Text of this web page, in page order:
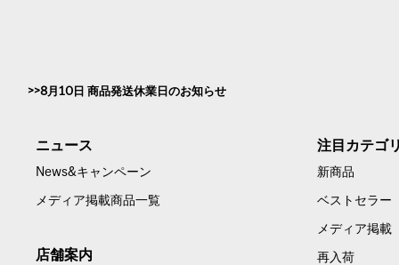
8月10日 商品発送休業日のお知らせ
ニュース
News&キャンペーン
メディア掲載商品一覧
店舗案内
注目カテゴ
新商品
ベストセラー
メディア掲載
再入荷